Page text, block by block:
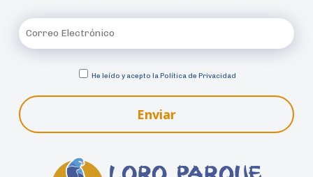
He leído y acepto la Política de Privacidad
Enviar